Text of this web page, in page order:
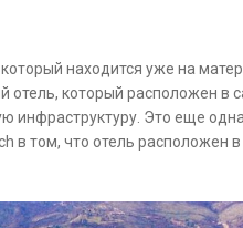
находится уже на
отель, который расположен в
инфраструктуру. Это еще
в том, что отель расположен